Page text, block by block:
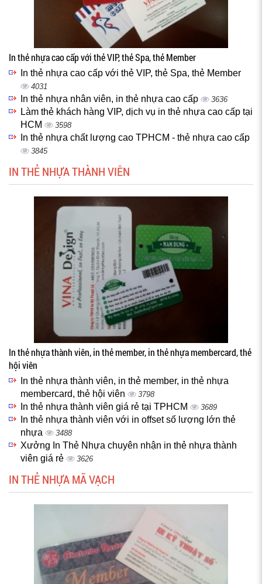
In thẻ nhựa cao cấp với thẻ VIP, thẻ Spa, thẻ Member
In thẻ nhựa cao cấp với thẻ VIP, thẻ Spa, thẻ Member
4031
In thẻ nhựa nhân viên, in thẻ nhựa cao cấp 3636
Làm thẻ khách hàng VIP, dịch vụ in thẻ nhựa cao cấp tại
HCM
3598
In thẻ nhựa chất lượng cao TPHCM - thẻ nhựa cao cấp
3845
IN THẺ NHỰA THÀNH VIÊN
In thẻ nhựa thành viên, in thẻ member, in thẻ nhựa membercard, thẻ
hội viên
In thẻ nhựa thành viên, in thẻ member, in thẻ nhựa
membercard, thẻ hội viên
3798
In thẻ nhựa thành viên giá rẻ tại TPHCM 3689
In thẻ nhựa thành viên với in offset số lượng lớn thẻ
nhựa
3488
Xưởng In Thẻ Nhựa chuyên nhận in thẻ nhựa thành
viên giá rẻ
3626
IN THẺ NHỰA MÃ VẠCH